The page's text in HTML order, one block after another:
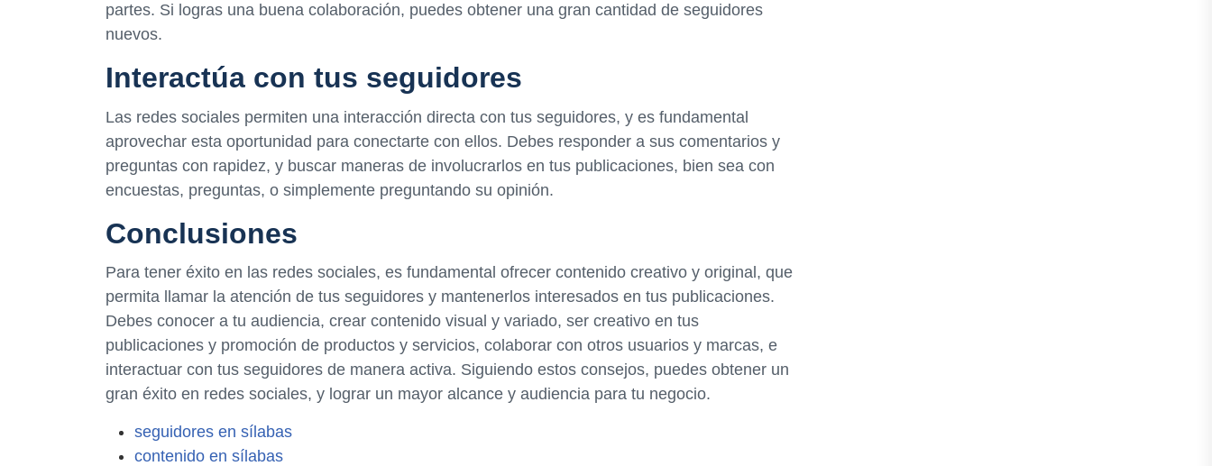
partes. Si logras una buena colaboración, puedes obtener una gran cantidad de seguidores
nuevos.
Interactúa con tus seguidores
Las redes sociales permiten una interacción directa con tus seguidores, y es fundamental
aprovechar esta oportunidad para conectarte con ellos. Debes responder a sus comentarios y
preguntas con rapidez, y buscar maneras de involucrarlos en tus publicaciones, bien sea con
encuestas, preguntas, o simplemente preguntando su opinión.
Conclusiones
Para tener éxito en las redes sociales, es fundamental ofrecer contenido creativo y original, que
permita llamar la atención de tus seguidores y mantenerlos interesados en tus publicaciones.
Debes conocer a tu audiencia, crear contenido visual y variado, ser creativo en tus
publicaciones y promoción de productos y servicios, colaborar con otros usuarios y marcas, e
interactuar con tus seguidores de manera activa. Siguiendo estos consejos, puedes obtener un
gran éxito en redes sociales, y lograr un mayor alcance y audiencia para tu negocio.
seguidores en sílabas
contenido en sílabas